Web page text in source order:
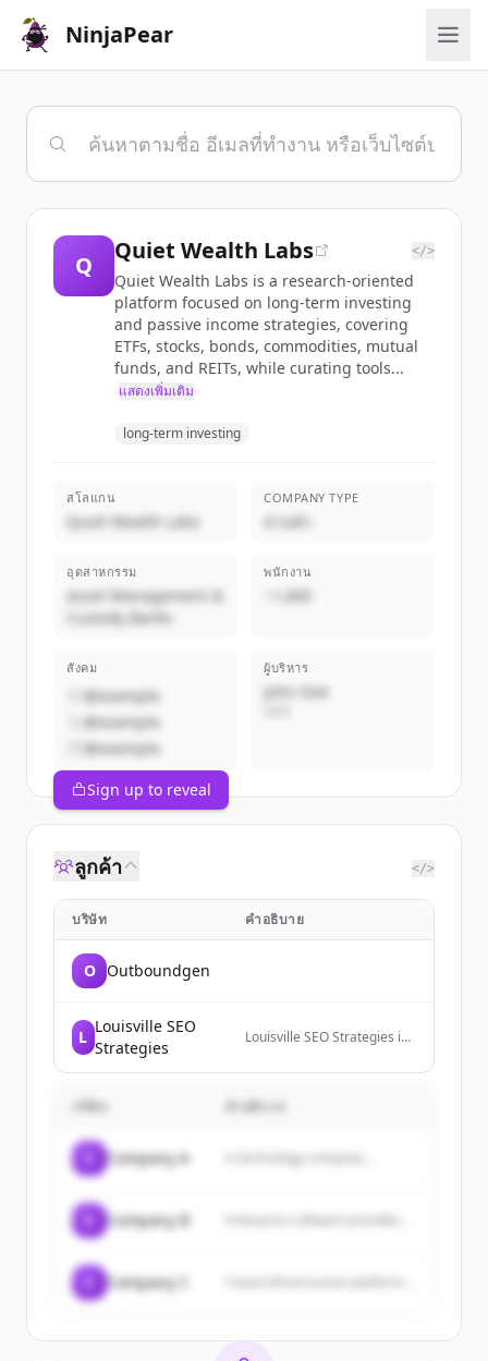
NinjaPear
Q
Quiet Wealth Labs </>
Quiet Wealth Labs is a research-oriented
platform focused on long-term investing
and passive income strategies, covering
ETFs, stocks, bonds, commodities, mutual
funds, and REITs, while curating tools...
แสดงเพิ่มเติม
long-term investing
สโลแกน
Quiet Wealth Labs
COMPANY TYPE
ส่วนตัว
อุตสาหกรรม
Asset Management &
Custody Banks
พนักงาน
~1,000
สังคม
@example
@example
@example
ผู้บริหาร
John Doe
Sign up to reveal
ลูกค้า </>
บริษัท คำอธิบาย
O Outboundgen
L
Louisville SEO
Strategies
Louisville SEO Strategies is
optimization (SEO), website
marketing company in
คำอธิบาย
Company A A technology company...
Company B
Company C